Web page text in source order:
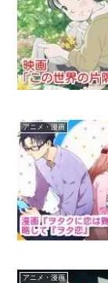
アニメ・漫画
アニメ・漫画